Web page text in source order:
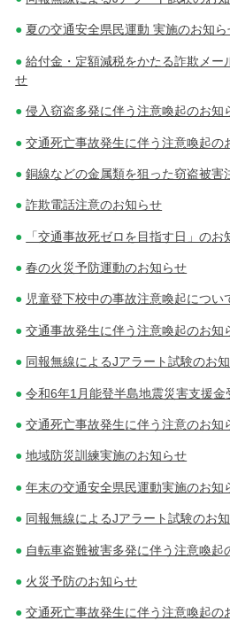
夏の交通安全県民運動 実施のお知ら
給付金・定額減税をかたる詐欺メー
せ
侵入窃盗多発に伴う注意喚起のお知
交通死亡事故発生に伴う注意喚起の
銅線などの金属類を狙った窃盗被害
詐欺電話注意のお知らせ
「交通事故死ゼロを目指す日」のお
春の火災予防運動のお知らせ
児童登下校中の事故注意喚起につい
交通事故発生に伴う注意喚起のお知
同報無線によるJアラート試験のお
令和6年1月能登半島地震災害支援金
交通死亡事故発生に伴う注意のお知
地域防災訓練実施のお知らせ
年末の交通安全県民運動実施のお知
同報無線によるJアラート試験のお
自転車盗難被害多発に伴う注意喚起
火災予防のお知らせ
交通死亡事故発生に伴う注意喚起の